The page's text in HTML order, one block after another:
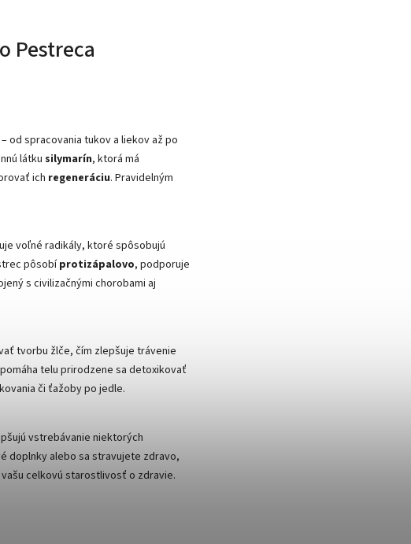
Pestreca
od spracovania tukov a liekov až po
látkusilymarín, ktorá má
ich regeneráciu. Pravidelným
voľné radikály, ktoré spôsobujú
pôsobíprotizápalovo, podporuje
s civilizačnými chorobami aj
tvorbu žlče, čím zlepšuje trávenie
telu prirodzene sa detoxikovať
či ťažoby po jedle.
vstrebávanie niektorých
doplnky alebo sa stravujete zdravo,
celkovú starostlivosť o zdravie.